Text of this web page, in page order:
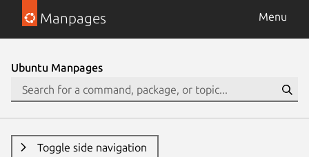
Manpages Menu
Ubuntu Manpages
Toggle side navigation